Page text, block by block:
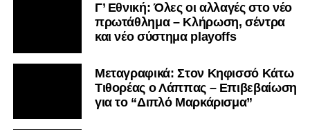
Γ’ Εθνική: Όλες οι αλλαγές στο νέο
πρωτάθλημα – Κλήρωση, σέντρα
και νέο σύστημα playoffs
Μεταγραφικά: Στον Κηφισσό Κάτω
Τιθορέας ο Λάππας – Επιβεβαίωση
για το “Διπλό Μαρκάρισμα”